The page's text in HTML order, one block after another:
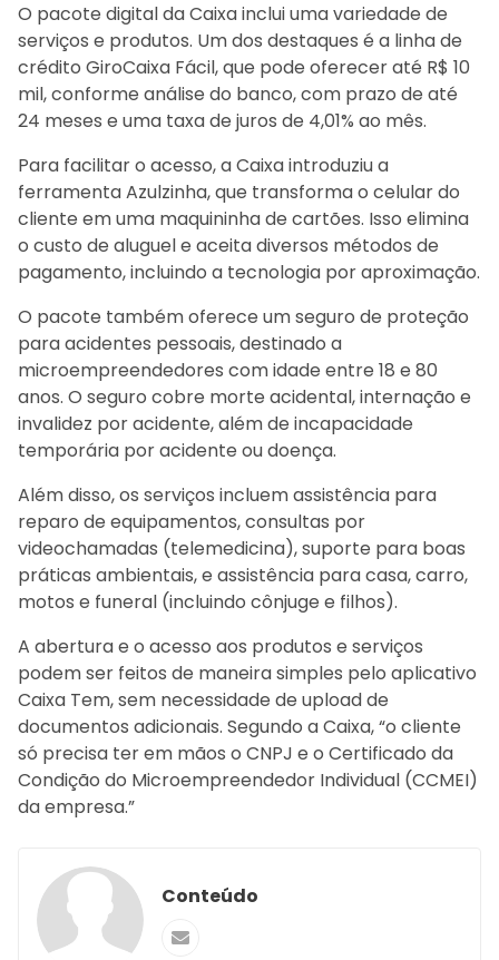
O pacote digital da Caixa inclui uma variedade de
serviços e produtos. Um dos destaques é a linha de
crédito GiroCaixa Fácil, que pode oferecer até R$ 10
mil, conforme análise do banco, com prazo de até
24 meses e uma taxa de juros de 4,01% ao mês.
Para facilitar o acesso, a Caixa introduziu a
ferramenta Azulzinha, que transforma o celular do
cliente em uma maquininha de cartões. Isso elimina
o custo de aluguel e aceita diversos métodos de
pagamento, incluindo a tecnologia por aproximação.
O pacote também oferece um seguro de proteção
para acidentes pessoais, destinado a
microempreendedores com idade entre 18 e 80
anos. O seguro cobre morte acidental, internação e
invalidez por acidente, além de incapacidade
temporária por acidente ou doença.
Além disso, os serviços incluem assistência para
reparo de equipamentos, consultas por
videochamadas (telemedicina), suporte para boas
práticas ambientais, e assistência para casa, carro,
motos e funeral (incluindo cônjuge e filhos).
A abertura e o acesso aos produtos e serviços
podem ser feitos de maneira simples pelo aplicativo
Caixa Tem, sem necessidade de upload de
documentos adicionais. Segundo a Caixa, “o cliente
só precisa ter em mãos o CNPJ e o Certificado da
Condição do Microempreendedor Individual (CCMEI)
da empresa.”
Conteúdo